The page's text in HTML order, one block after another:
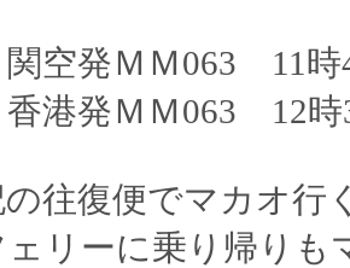
空発ＭＭ063 11時
香港発ＭＭ063 12時
の往復便でマカオ
ェリーに乗り帰りも